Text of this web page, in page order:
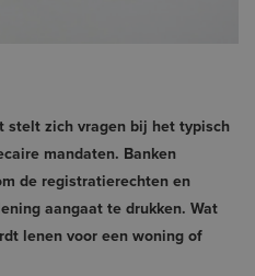
stelt zich vragen bij het typisch
mandaten. Banken
de registratierechten en
aangaat te drukken. Wat
lenen voor een woning of